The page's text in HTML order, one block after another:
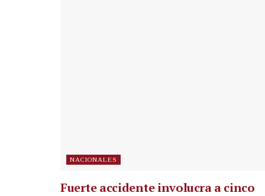
NACIONALES
Fuerte accidente involucra a cinco